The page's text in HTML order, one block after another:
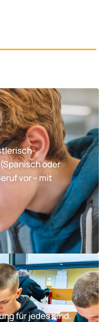
oder
vor – mit
für jedes Kind.